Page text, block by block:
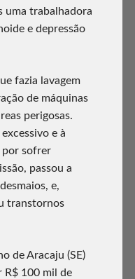
uma trabalhadora
e depressão
fazia lavagem
de máquinas
perigosas.
e à
por sofrer
passou a
e,
transtornos
de Aracaju (SE)
R$ 100 mil de